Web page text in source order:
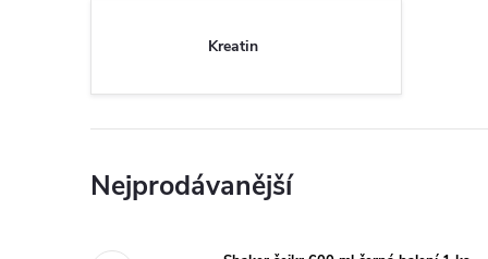
Kreatin
Nejprodávanější